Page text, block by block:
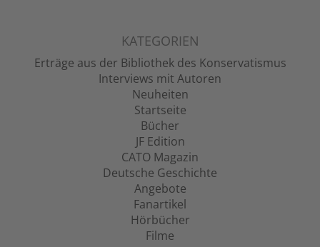
KATEGORIEN
Erträge aus der Bibliothek des Konservatismus
Interviews mit Autoren
Neuheiten
Startseite
Bücher
JF Edition
CATO Magazin
Deutsche Geschichte
Angebote
Fanartikel
Hörbücher
Filme